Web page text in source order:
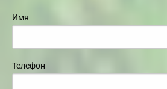
Имя
Телефон